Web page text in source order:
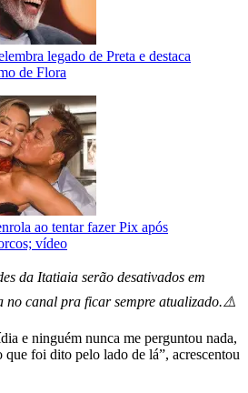
legado de Preta e destaca
de Flora
ao tentar fazer Pix após
vídeo
da Itatiaia serão desativados em
no canal pra ficar sempre atualizado.⚠️
e ninguém nunca me perguntou nada,
foi dito pelo lado de lá”, acrescentou